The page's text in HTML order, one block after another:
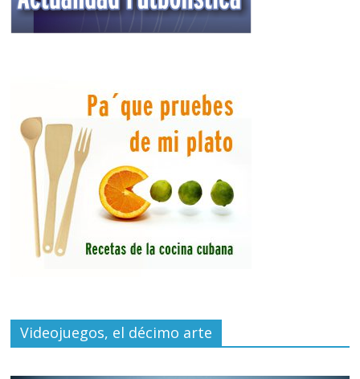
Videojuegos, el décimo arte